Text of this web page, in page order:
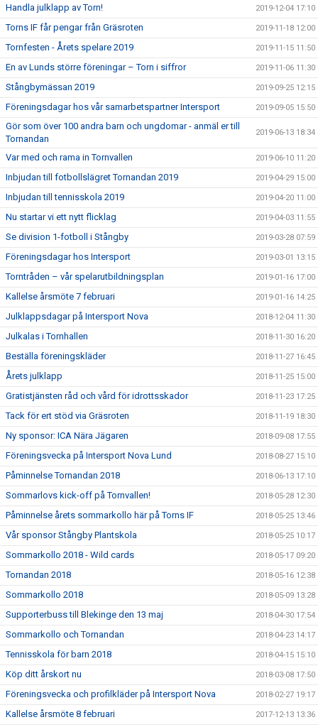
Handla julklapp av Torn! 2019-12-04 17:10
Torns IF får pengar från Gräsroten 2019-11-18 12:00
Tornfesten - Årets spelare 2019 2019-11-15 11:50
En av Lunds större föreningar – Torn i siffror 2019-11-06 11:30
Stångbymässan 2019 2019-09-25 12:15
Föreningsdagar hos vår samarbetspartner Intersport 2019-09-05 15:50
Gör som över 100 andra barn och ungdomar - anmäl er till
Tornandan
2019-06-13 18:34
Var med och rama in Tornvallen 2019-06-10 11:20
Inbjudan till fotbollslägret Tornandan 2019 2019-04-29 15:00
Inbjudan till tennisskola 2019 2019-04-20 11:00
Nu startar vi ett nytt flicklag 2019-04-03 11:55
Se division 1-fotboll i Stångby 2019-03-28 07:59
Föreningsdagar hos Intersport 2019-03-01 13:15
Torntråden – vår spelarutbildningsplan 2019-01-16 17:00
Kallelse årsmöte 7 februari 2019-01-16 14:25
Julklappsdagar på Intersport Nova 2018-12-04 11:30
Julkalas i Tornhallen 2018-11-30 16:20
Beställa föreningskläder 2018-11-27 16:45
Årets julklapp 2018-11-25 15:00
Gratistjänsten råd och vård för idrottsskador 2018-11-23 17:25
Tack för ert stöd via Gräsroten 2018-11-19 18:30
Ny sponsor: ICA Nära Jägaren 2018-09-08 17:55
Föreningsvecka på Intersport Nova Lund 2018-08-27 15:10
Påminnelse Tornandan 2018 2018-06-13 17:10
Sommarlovs kick-off på Tornvallen! 2018-05-28 12:30
Påminnelse årets sommarkollo här på Torns IF 2018-05-25 13:46
Vår sponsor Stångby Plantskola 2018-05-25 10:17
Sommarkollo 2018 - Wild cards 2018-05-17 09:20
Tornandan 2018 2018-05-16 12:38
Sommarkollo 2018 2018-05-09 13:28
Supporterbuss till Blekinge den 13 maj 2018-04-30 17:54
Sommarkollo och Tornandan 2018-04-23 14:17
Tennisskola för barn 2018 2018-04-15 15:10
Köp ditt årskort nu 2018-03-08 17:50
Föreningsvecka och profilkläder på Intersport Nova 2018-02-27 19:17
Kallelse årsmöte 8 februari 2017-12-13 13:36